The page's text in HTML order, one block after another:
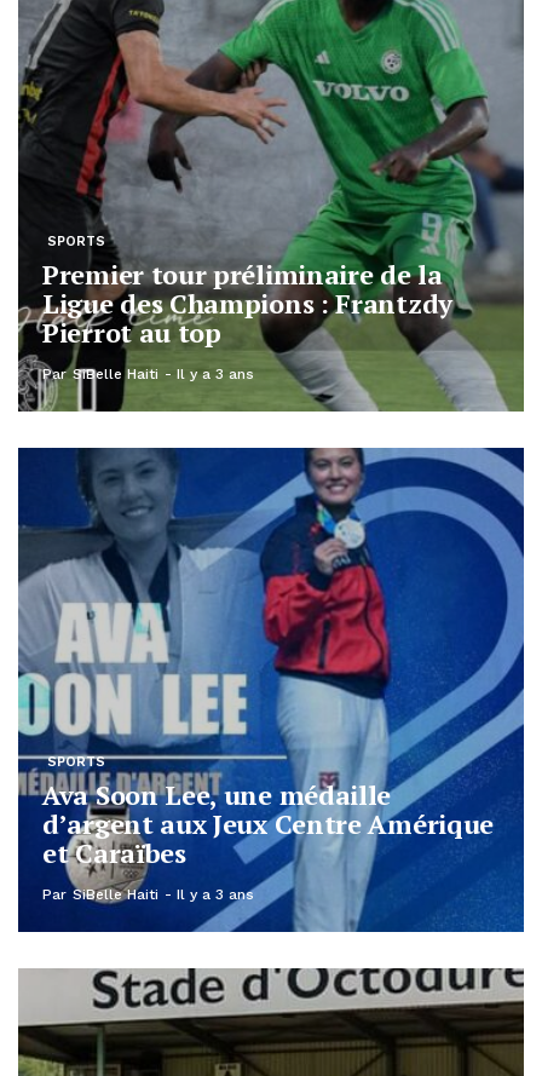
SPORTS
Premier tour préliminaire de la
Ligue des Champions : Frantzdy
Pierrot au top
Par SiBelle Haiti Il y a 3 ans
SPORTS
Ava Soon Lee, une médaille
d’argent aux Jeux Centre Amérique
et Caraïbes
Par SiBelle Haiti Il y a 3 ans